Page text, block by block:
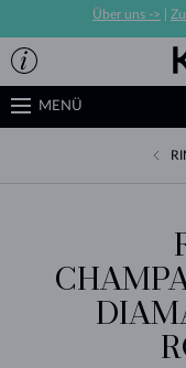
Über uns ->
MENÜ